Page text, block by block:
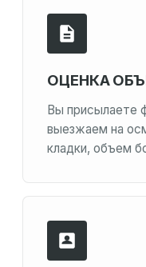
ОЦЕНКА
Вы присылаете
выезжаем на
кладки, объем